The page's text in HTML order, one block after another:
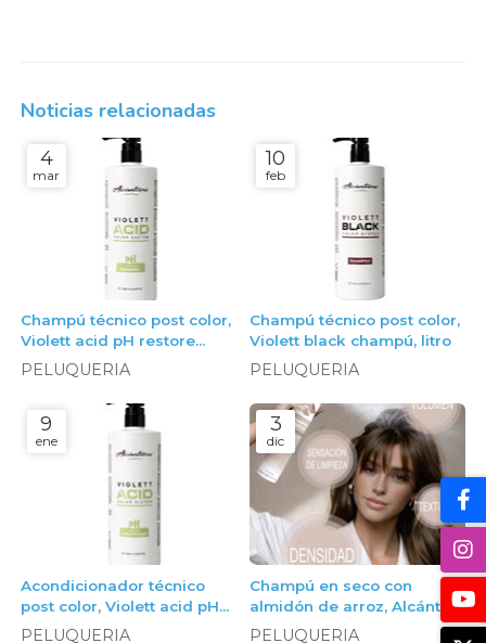
Noticias relacionadas
4
mar
Champú técnico post color,
Violett acid pH restore
champú, litro
PELUQUERIA
10
feb
Champú técnico post color,
Violett black champú, litro
PELUQUERIA
9
ene
Acondicionador técnico
post color, Violett acid pH
restore acondicionador,
PELUQUERIA
3
dic
Champú en seco con
almidón de arroz, Alcántara
Cosmética
PELUQUERIA